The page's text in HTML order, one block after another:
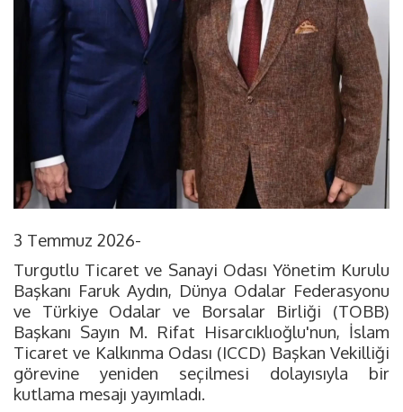
3 Temmuz 2026-
Turgutlu Ticaret ve Sanayi Odası Yönetim Kurulu
Başkanı Faruk Aydın, Dünya Odalar Federasyonu
ve Türkiye Odalar ve Borsalar Birliği (TOBB)
Başkanı Sayın M. Rifat Hisarcıklıoğlu'nun, İslam
Ticaret ve Kalkınma Odası (ICCD) Başkan Vekilliği
görevine yeniden seçilmesi dolayısıyla bir
kutlama mesajı yayımladı.